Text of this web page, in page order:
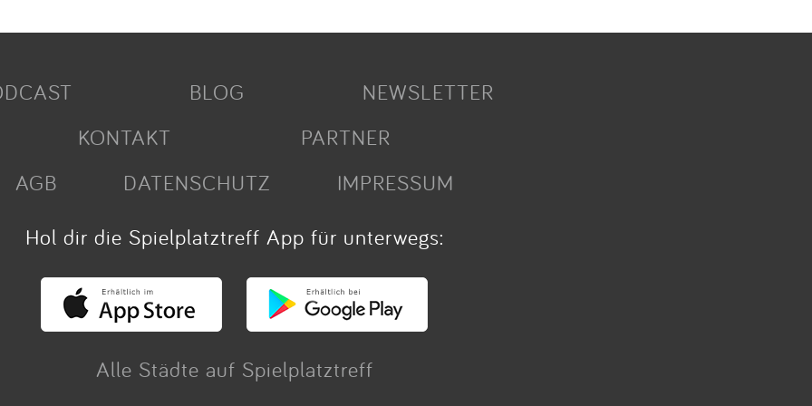
BLOG
NEWSLETTER
KONTAKT
PARTNER
AGB
DATENSCHUTZ
IMPRESSUM
Hol dir die Spielplatztreff App für unterwegs:
Alle Städte auf Spielplatztreff